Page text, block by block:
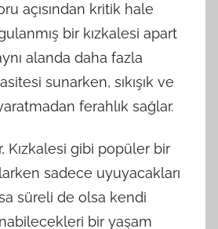
açısından kritik hale
bir kızkalesi apart
alanda daha fazla
sunarken, sıkışık ve
ferahlık sağlar.
Kızkalesi gibi popüler bir
sadece uyuyacakları
süreli de olsa kendi
bir yaşam